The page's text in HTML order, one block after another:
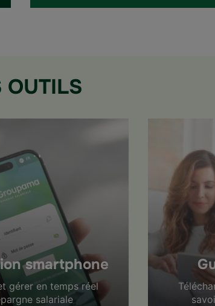
OUTILS
smartphone
gérer en temps réel
salariale